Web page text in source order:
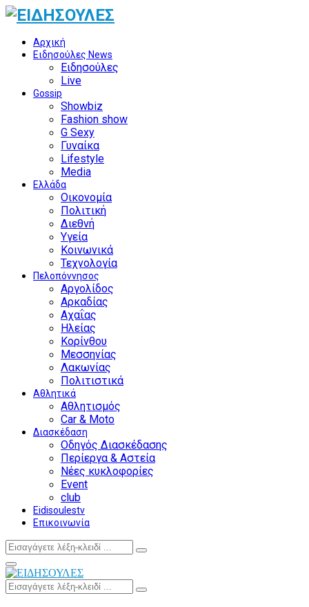
Αρχική
Ειδησούλες News
Ειδησούλες
Live
Gossip
Showbiz
Fashion show
G Sexy
Γυναίκα
Lifestyle
Media
Ελλάδα
Οικονομία
Πολιτική
Διεθνή
Υγεία
Κοινωνικά
Τεχνολογία
Πελοπόννησος
Αργολίδος
Αρκαδίας
Αχαΐας
Ηλείας
Κορίνθου
Μεσσηνίας
Λακωνίας
Πολιτιστικά
Αθλητικά
Αθλητισμός
Car & Moto
Διασκέδαση
Οδηγός Διασκέδασης
Περίεργα & Αστεία
Νέες κυκλοφορίες
Event
club
Eidisoulestv
Επικοινωνία
Search
for:
Search
Facebook
Twitter
Instagram
Youtube
Primary
Menu
Search
for:
Search